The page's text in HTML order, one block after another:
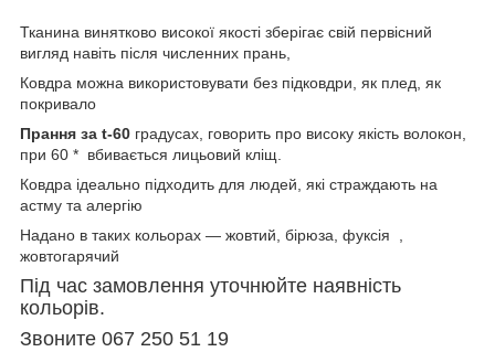
Тканина винятково високої якості зберігає свій первісний
вигляд навіть після численних прань,
Ковдра можна використовувати без підковдри, як плед, як
покривало
Прання за t-60 градусах, говорить про високу якість волокон,
при 60 * вбивається лицьовий кліщ.
Ковдра ідеально підходить для людей, які страждають на
астму та алергію
Надано в таких кольорах — жовтий, бірюза, фуксія ,
жовтогарячий
Під час замовлення уточнюйте наявність
кольорів.
Звоните 067 250 51 19